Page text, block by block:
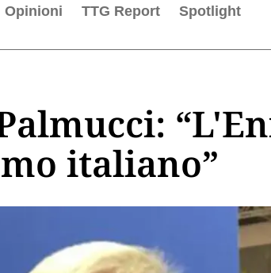
Opinioni TTG Report Spotlight
italiano”